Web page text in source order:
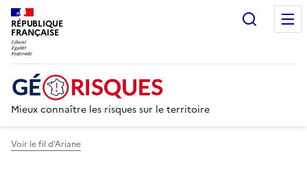
RÉPUBLIQUE
FRANÇAISE
Mieux connaître les risques sur le territoire
Voir le fil d’Ariane